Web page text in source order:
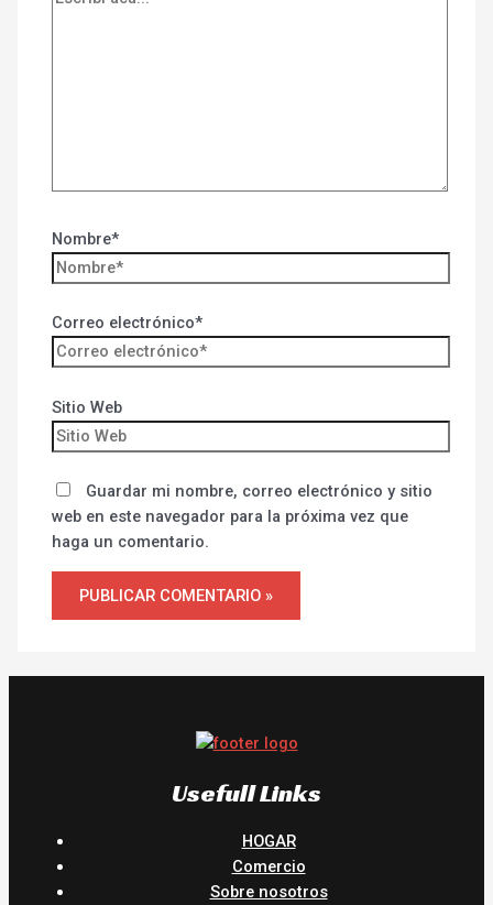
Nombre*
Correo electrónico*
Sitio Web
Guardar mi nombre, correo electrónico y sitio
web en este navegador para la próxima vez que
haga un comentario.
Usefull Links
HOGAR
Comercio
Sobre nosotros